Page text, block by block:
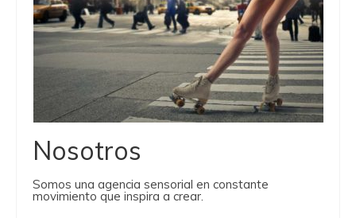
Nosotros
Somos una agencia sensorial en constante
movimiento que inspira a crear.